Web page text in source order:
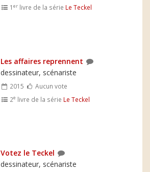
1er livre de la série Le Teckel
Les affaires reprennent
dessinateur, scénariste
2015
Aucun vote
2e livre de la série Le Teckel
Votez le Teckel
dessinateur, scénariste